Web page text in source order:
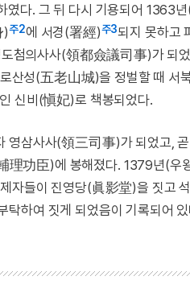
였다. 그 뒤 다시 기용되어 1363
)주2에 서경(署經)주3되지 못하고
첨의사사(領都僉議司事)가 되
산성(五老山城)을 정벌할 때
신비(愼妃)로 책봉되었다.
영삼사사(領三司事)가 되었고,
功臣)에 봉해졌다. 1379년(우
자들이 진영당(眞影堂)을 짓고
탁하여 짓게 되었음이 기록되어